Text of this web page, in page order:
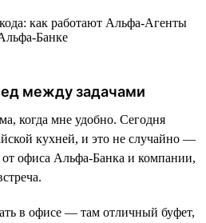
между задачами
когда мне удобно. Сегодня
кухней, и это не случайно —
от офиса Альфа-Банка и компании,
в офисе — там отличный буфет,